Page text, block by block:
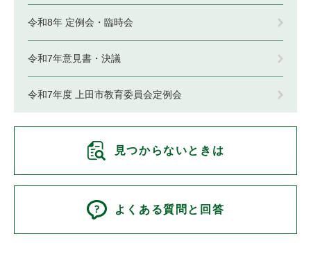
令和8年 定例会・臨時会
令和7年意見書・決議
令和7年度 上田市教育委員会定例会
見つからないときは
よくある質問と回答